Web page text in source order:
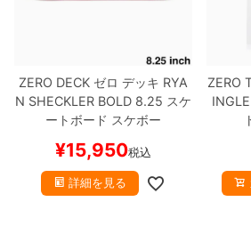
ZERO DECK ゼロ デッキ RYA
N SHECKLER BOLD 8.25 スケ
ートボード スケボー
¥15,950税込
詳細を見る
ZERO